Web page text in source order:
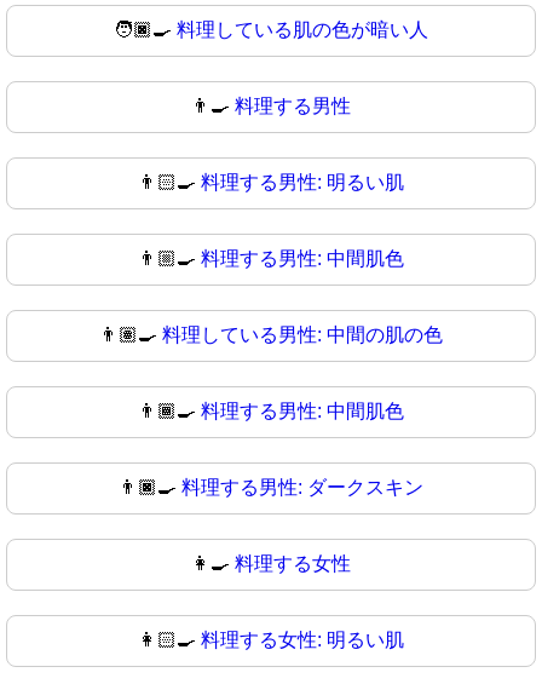
🧑🏿‍🍳 料理している肌の色が暗い人
👨‍🍳 料理する男性
👨🏻‍🍳 料理する男性: 明るい肌
👨🏼‍🍳 料理する男性: 中間肌色
👨🏽‍🍳 料理している男性: 中間の肌の色
👨🏾‍🍳 料理する男性: 中間肌色
👨🏿‍🍳 料理する男性: ダークスキン
👩‍🍳 料理する女性
👩🏻‍🍳 料理する女性: 明るい肌